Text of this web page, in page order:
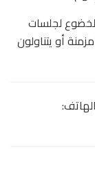
لجلسات
أو يتناولون